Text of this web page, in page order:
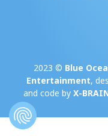
2023 © Blue
Entertainment,
and code by X-